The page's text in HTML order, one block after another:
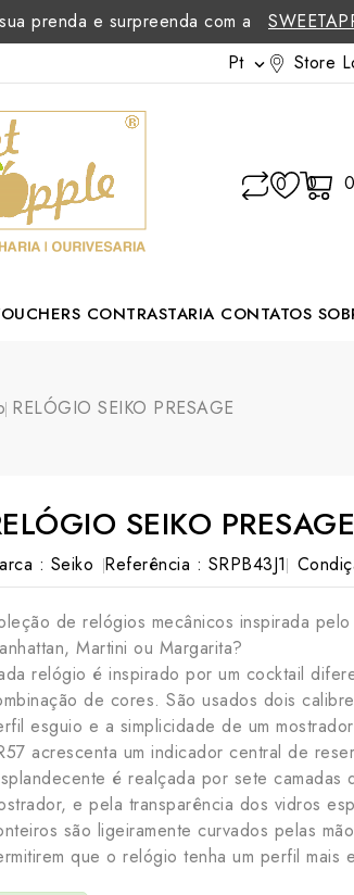
prenda e surpreenda com a
Pt  Store
0 0 0
CONTRASTARIA CONTATOS
RELÓGIO SEIKO PRESAGE
SEIKO PRESAGE
: Seiko Referência : SRPB43J1
de relógios mecânicos inspirada
Martini ou Margarita?
relógio é inspirado por um cocktail
de cores. São usados dois
esguio e a simplicidade de um
acrescenta um indicador central de
é realçada por sete camadas
e pela transparência dos vidros
são ligeiramente curvados pelas
que o relógio tenha um perfil mais